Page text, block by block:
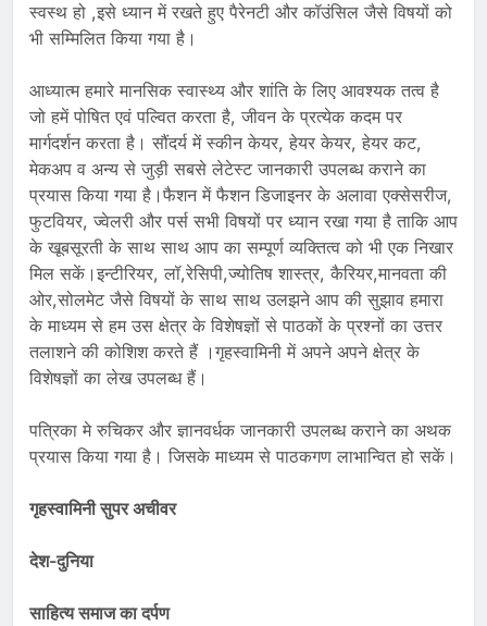
स्वस्थ हो ,इसे ध्यान में रखते हुए पैरेनटी और कॉउंसिल जैसे विषयों को
भी सम्मिलित किया गया है।
आध्यात्म हमारे मानसिक स्वास्थ्य और शांति के लिए आवश्यक तत्व है
जो हमें पोषित एवं पल्वित करता है, जीवन के प्रत्येक कदम पर
मार्गदर्शन करता है। सौंदर्य में स्कीन केयर, हेयर केयर, हेयर कट,
मेकअप व अन्य से जुड़ी सबसे लेटेस्ट जानकारी उपलब्ध कराने का
प्रयास किया गया है।फैशन में फैशन डिजाइनर के अलावा एक्सेसरीज,
फुटवियर, ज्वेलरी और पर्स सभी विषयों पर ध्यान रखा गया है ताकि आप
के खूबसूरती के साथ साथ आप का सम्पूर्ण व्यक्तित्व को भी एक निखार
मिल सकें।इन्टीरियर, लॉ,रेसिपी,ज्योतिष शास्त्र, कैरियर,मानवता की
ओर,सोलमेट जैसे विषयों के साथ साथ उलझने आप की सुझाव हमारा
के माध्यम से हम उस क्षेत्र के विशेषज्ञों से पाठकों के प्रश्नों का उत्तर
तलाशने की कोशिश करते हैं ।गृहस्वामिनी में अपने अपने क्षेत्र के
विशेषज्ञों का लेख उपलब्ध हैं।
पत्रिका मे रुचिकर और ज्ञानवर्धक जानकारी उपलब्ध कराने का अथक
प्रयास किया गया है। जिसके माध्यम से पाठकगण लाभान्वित हो सकें।
गृहस्वामिनी सुपर अचीवर
देश-दुनिया
साहित्य समाज का दर्पण